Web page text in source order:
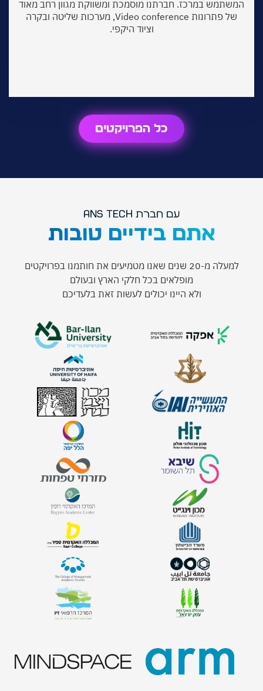
במרכז. חברתנו מוסמכת ומשווקת מגוון רחב מאוד
של פתרונות Video conference, מערכות שליטה ובקרה
וציוד היקפי.
כל הפרויקטים
עם חברת ANS Tech
אתם בידיים טובות
למעלה מ-20 שנים שאנו מטמיעים את חותמנו בפרויקטים
מופלאים בכל חלקי הארץ ובעולם
ולא היינו יכולים לעשות זאת בלעדיכם